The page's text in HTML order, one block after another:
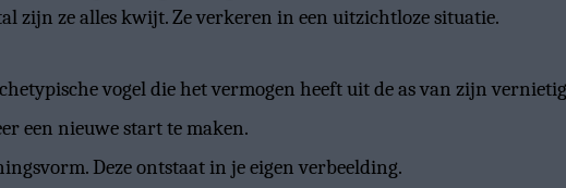
zijn ze alles kwijt. Ze verkeren in een uitzichtloze situatie.
vogel die het vermogen heeft uit de as van zijn
een nieuwe start te maken.
Deze ontstaat in je eigen verbeelding.